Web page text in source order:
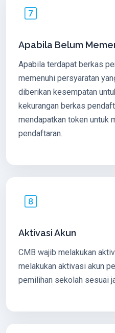
Apabila Belum
Apabila terdapat berkas
memenuhi persyaratan
diberikan kesempatan
kekurangan berkas
mendapatkan token untuk
pendaftaran.
Aktivasi Akun
CMB wajib melakukan
melakukan aktivasi akun
pemilihan sekolah sesuai